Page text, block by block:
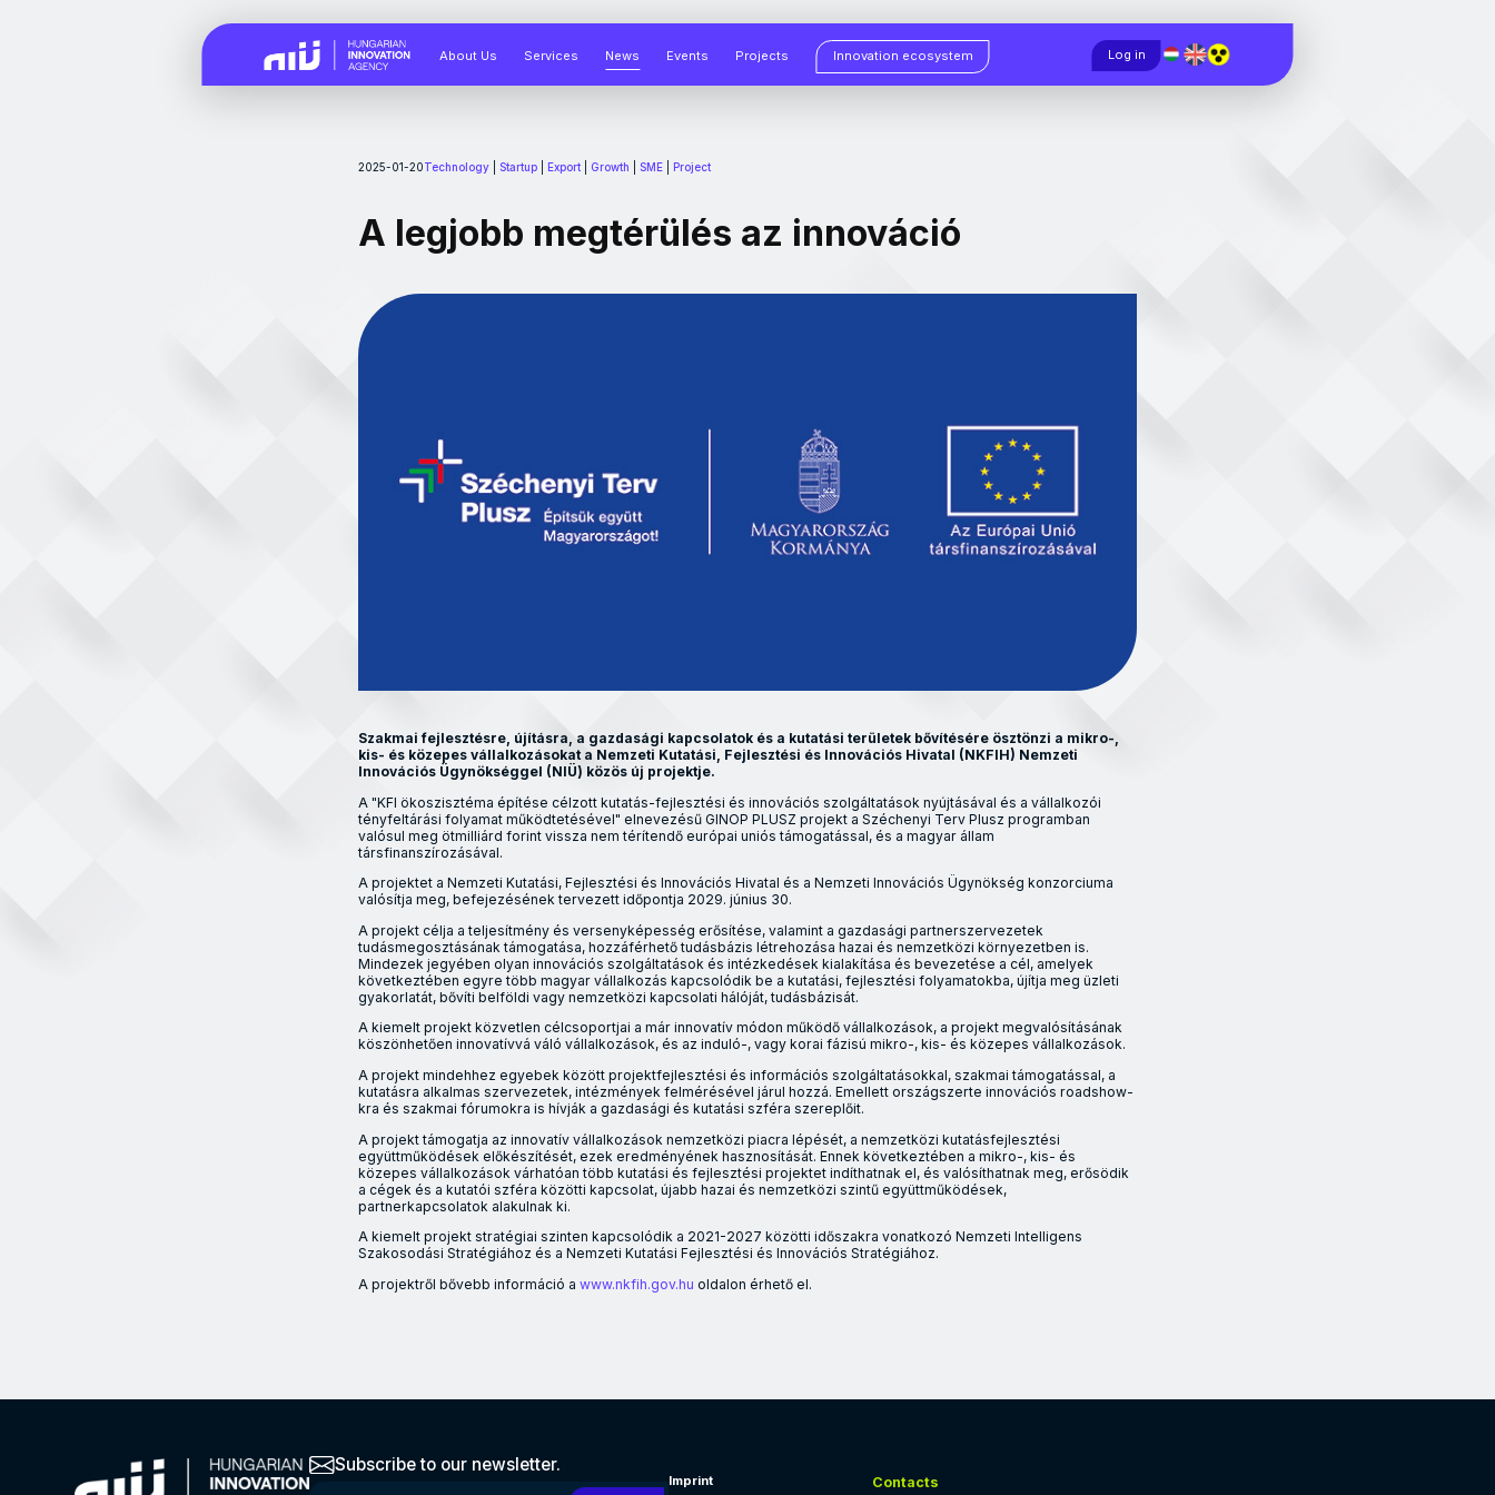
About Us Services News Events Projects Innovation ecosystem Log in Magyar
English
2025-01-20Technology |Startup Export Growth |SME Project
A legjobb megtérülés az innováció
Szakmai fejlesztésre, újításra, a gazdasági kapcsolatok és a kutatási területek bővítésére ösztönzi a mikro-,
kis- és közepes vállalkozásokat a Nemzeti Kutatási, Fejlesztési és Innovációs Hivatal (NKFIH) Nemzeti
Innovációs Ügynökséggel (NIÜ) közös új projektje.
A "KFI ökoszisztéma építése célzott kutatás-fejlesztési és innovációs szolgáltatások nyújtásával és a vállalkozói
tényfeltárási folyamat működtetésével" elnevezésű GINOP PLUSZ projekt a Széchenyi Terv Plusz programban
valósul meg ötmilliárd forint vissza nem térítendő európai uniós támogatással, és a magyar állam
társfinanszírozásával.
A projektet a Nemzeti Kutatási, Fejlesztési és Innovációs Hivatal és a Nemzeti Innovációs Ügynökség konzorciuma
valósítja meg, befejezésének tervezett időpontja 2029. június 30.
A projekt célja a teljesítmény és versenyképesség erősítése, valamint a gazdasági partnerszervezetek
tudásmegosztásának támogatása, hozzáférhető tudásbázis létrehozása hazai és nemzetközi környezetben is.
Mindezek jegyében olyan innovációs szolgáltatások és intézkedések kialakítása és bevezetése a cél, amelyek
következtében egyre több magyar vállalkozás kapcsolódik be a kutatási, fejlesztési folyamatokba, újítja meg üzleti
gyakorlatát, bővíti belföldi vagy nemzetközi kapcsolati hálóját, tudásbázisát.
A kiemelt projekt közvetlen célcsoportjai a már innovatív módon működő vállalkozások, a projekt megvalósításának
köszönhetően innovatívvá váló vállalkozások, és az induló-, vagy korai fázisú mikro-, kis- és közepes vállalkozások.
A projekt mindehhez egyebek között projektfejlesztési és információs szolgáltatásokkal, szakmai támogatással, a
kutatásra alkalmas szervezetek, intézmények felmérésével járul hozzá. Emellett országszerte innovációs roadshow-
kra és szakmai fórumokra is hívják a gazdasági és kutatási szféra szereplőit.
A projekt támogatja az innovatív vállalkozások nemzetközi piacra lépését, a nemzetközi kutatásfejlesztési
együttműködések előkészítését, ezek eredményének hasznosítását. Ennek következtében a mikro-, kis- és
közepes vállalkozások várhatóan több kutatási és fejlesztési projektet indíthatnak el, és valósíthatnak meg, erősödik
a cégek és a kutatói szféra közötti kapcsolat, újabb hazai és nemzetközi szintű együttműködések,
partnerkapcsolatok alakulnak ki.
A kiemelt projekt stratégiai szinten kapcsolódik a 2021-2027 közötti időszakra vonatkozó Nemzeti Intelligens
Szakosodási Stratégiához és a Nemzeti Kutatási Fejlesztési és Innovációs Stratégiához.
A projektről bővebb információ awww.nkfih.gov.hu oldalon érhető el.
Subscribe to our newsletter.
Imprint Contacts